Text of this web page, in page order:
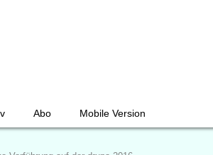
Abo Mobile Version